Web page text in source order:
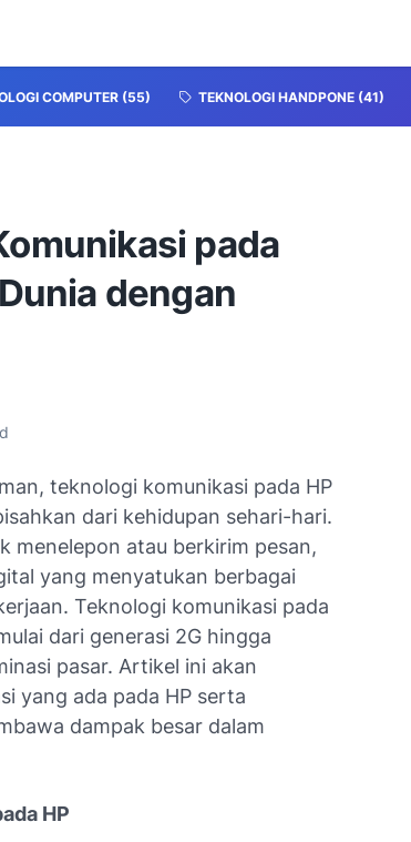
COMPUTER (55) TEKNOLOGI HANDPONE (41)
pada
dengan
teknologi komunikasi pada HP
dari kehidupan sehari-hari.
menelepon atau berkirim pesan,
yang menyatukan berbagai
Teknologi komunikasi pada
dari generasi 2G hingga
pasar. Artikel ini akan
yang ada pada HP serta
dampak besar dalam
HP